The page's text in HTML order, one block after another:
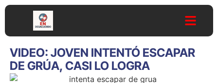
VIDEO: JOVEN INTENTÓ ESCAPAR
DE GRÚA, CASI LO LOGRA